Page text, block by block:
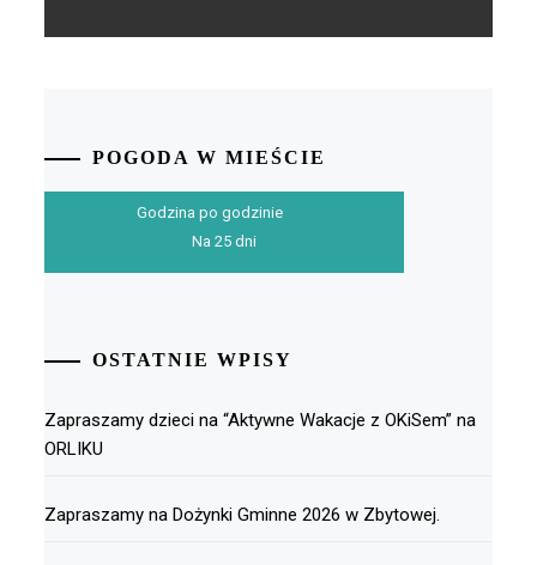
POGODA W MIEŚCIE
Godzina po godzinie
Na 25 dni
OSTATNIE WPISY
Zapraszamy dzieci na “Aktywne Wakacje z OKiSem” na
ORLIKU
Zapraszamy na Dożynki Gminne 2026 w Zbytowej.